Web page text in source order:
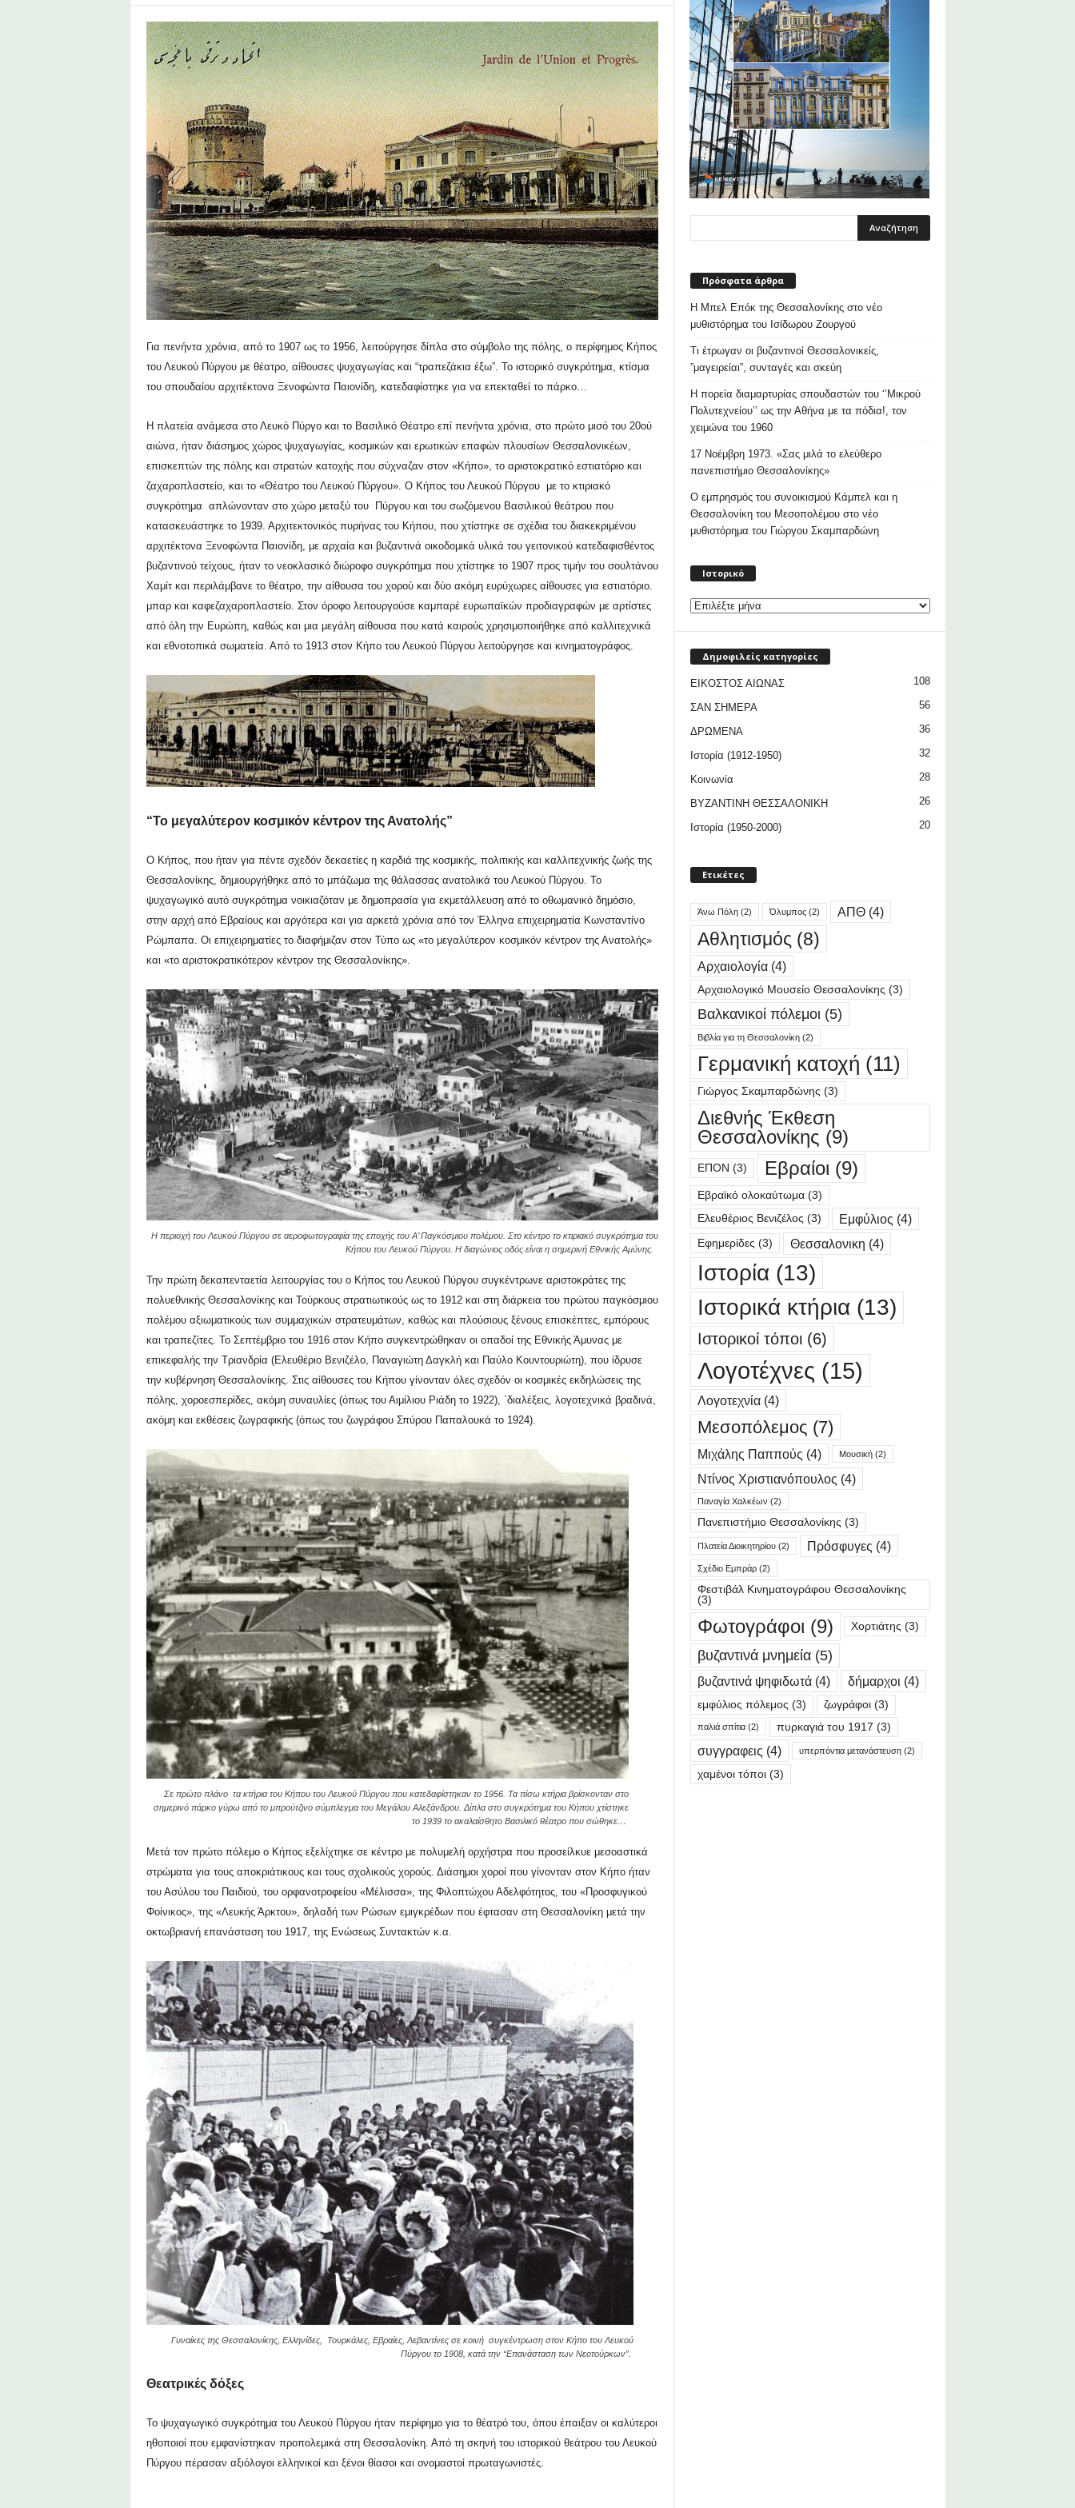
υ
Για πενήντα χρόνια, από το 1907ως το 1956, λειτούργησε δίπλα στο σύμβολο της πόλης, ο περίφημος Κήπος
του Λευκού Πύργου με θέατρο, αίθουσες ψυχαγωγίας και “τραπεζάκια έξω”. Το ιστορικό συγκρότημα, κτίσμα
του σπουδαίου αρχιτέκτονα Ξενοφώντα Παιονίδη, κατεδαφίστηκε για να επεκταθεί το πάρκο…
Η πλατεία ανάμεσα στο Λευκό Πύργο και το Βασιλικό Θέατρο επί πενήντα χρόνια, στο πρώτο μισό του 20ού
αιώνα, ήταν διάσημος χώρος ψυχαγωγίας, κοσμικών και ερωτικών επαφών πλουσίων Θεσσαλονικέων,
επισκεπτών της πόλης και στρατών κατοχής που σύχναζαν στον «Κήπο», το αριστοκρατικό εστιατόριο και
ζαχαροπλαστείο, και το «Θέατρο του Λευκού Πύργου». Ο Κήπος του Λευκού Πύργου με το κτιριακό
συγκρότημα απλώνονταν στο χώρο μεταξύ του Πύργου και του σωζόμενου Βασιλικού θεάτρου που
κατασκευάστηκε το 1939. Αρχιτεκτονικός πυρήνας του Κήπου, που χτίστηκε σε σχέδια του διακεκριμένου
αρχιτέκτονα Ξενοφώντα Παιονίδη, με αρχαία και βυζαντινά οικοδομικά υλικά του γειτονικού κατεδαφισθέντος
βυζαντινού τείχους, ήταν το νεοκλασικό διώροφο συγκρότημα που χτίστηκε το 1907 προς τιμήν του σουλτάνου
Χαμίτ και περιλάμβανε το θέατρο, την αίθουσα του χορού και δύο ακόμη ευρύχωρες αίθουσες για εστιατόριο.
μπαρ και καφεζαχαροπλαστείο. Στον όροφο λειτουργούσε καμπαρέ ευρωπαϊκών προδιαγραφών με αρτίστες
από όλη την Ευρώπη, καθώς και μια μεγάλη αίθουσα που κατά καιρούς χρησιμοποιήθηκε από καλλιτεχνικά
και εθνοτοπικά σωματεία. Από το 1913 στον Κήπο του Λευκού Πύργου λειτούργησε και κινηματογράφος.
“Το μεγαλύτερον κοσμικόν κέντρον της Ανατολής”
Ο Κήπος, που ήταν για πέντε σχεδόν δεκαετίες η καρδιά της κοσμικής, πολιτικής και καλλιτεχνικής ζωής της
Θεσσαλονίκης, δημιουργήθηκε από το μπάζωμα της θάλασσας ανατολικά του Λευκού Πύργου. Το
ψυχαγωγικό αυτό συγκρότημα νοικιαζόταν με δημοπρασία για εκμετάλλευση από το οθωμανικό δημόσιο,
στην αρχή από Εβραίους και αργότερα και για αρκετά χρόνια από τον Έλληνα επιχειρηματία Κωνσταντίνο
Ρώμπαπα. Οι επιχειρηματίες το διαφήμιζαν στον Τύπο ως «το μεγαλύτερον κοσμικόν κέντρον της Ανατολής»
και «το αριστοκρατικότερον κέντρον της Θεσσαλονίκης».
Η περιοχή του Λευκού Πύργου σε αεροφωτογραφία της εποχής του Α’ Παγκόσμιου πολέμου. Στο κέντρο το κτιριακό συγκρότημα του
Κήπου του Λευκού Πύργου. Η διαγώνιος οδός είναι η σημερινή Εθνικής Αμύνης.
Την πρώτη δεκαπενταετία λειτουργίας του ο Κήπος του Λευκού Πύργου συγκέντρωνε αριστοκράτες της
πολυεθνικής Θεσσαλονίκης και Τούρκους στρατιωτικούς ως το 1912 και στη διάρκεια του πρώτου παγκόσμιου
πολέμου αξιωματικούς των συμμαχικών στρατευμάτων, καθώς και πλούσιους ξένους επισκέπτες, εμπόρους
και τραπεζίτες. Το Σεπτέμβριο του 1916 στον Κήπο συγκεντρώθηκαν οι οπαδοί της Εθνικής Άμυνας με
επικεφαλής την Τριανδρία (Ελευθέριο Βενιζέλο, Παναγιώτη Δαγκλή και Παύλο Κουντουριώτη), που ίδρυσε
την κυβέρνηση Θεσσαλονίκης. Στις αίθουσες του Κήπου γίνονταν όλες σχεδόν οι κοσμικές εκδηλώσεις της
πόλης, χοροεσπερίδες, ακόμη συναυλίες (όπως του Αιμίλιου Ριάδη το 1922), `διαλέξεις, λογοτεχνικά βραδινά,
ακόμη και εκθέσεις ζωγραφικής (όπως του ζωγράφου Σπύρου Παπαλουκά το 1924).
Σε πρώτο πλάνο τα κτήρια του Κήπου του Λευκού Πύργου που κατεδαφίστηκαν το 1956. Τα πίσω κτήρια βρίσκονταν στο
σημερινό πάρκο γύρω από το μπρούτζινο σύμπλεγμα του Μεγάλου Αλεξάνδρου. Δίπλα στο συγκρότημα του Κήπου χτίστηκε
το 1939 το ακαλαίσθητο Βασιλικό θέατρο που σώθηκε…
Μετά τον πρώτο πόλεμο ο Κήπος εξελίχτηκε σε κέντρο με πολυμελή ορχήστρα που προσείλκυε μεσοαστικά
στρώματα για τους αποκριάτικους και τους σχολικούς χορούς. Διάσημοι χοροί που γίνονταν στον Κήπο ήταν
του Ασύλου του Παιδιού, του ορφανοτροφείου «Μέλισσα», της Φιλοπτώχου Αδελφότητος, του «Προσφυγικού
Φοίνικος», της «Λευκής Άρκτου», δηλαδή των Ρώσων εμιγκρέδων που έφτασαν στη Θεσσαλονίκη μετά την
οκτωβριανή επανάσταση του 1917, της Ενώσεως Συντακτών κ.α.
Γυναίκες της Θεσσαλονίκης, Ελληνίδες, Τουρκάλες, Εβραίες, Λεβαντίνες σε κοινή συγκέντρωση στον Κήπο του Λευκού
Πύργου το 1908, κατά την “Επανάσταση των Νεοτούρκων”.
Θεατρικές δόξες
Το ψυχαγωγικό συγκρότημα του Λευκού Πύργου ήταν περίφημο για το θέατρό του, όπου έπαιξαν οι καλύτεροι
ηθοποιοί που εμφανίστηκαν προπολεμικά στη Θεσσαλονίκη. Από τη σκηνή του ιστορικού θεάτρου του Λευκού
Πύργου πέρασαν αξιόλογοι ελληνικοί και ξένοι θίασοι και ονομαστοί πρωταγωνιστές.
Πρόσφατα άρθρα
Η Μπελ Επόκ της Θεσσαλονίκης στο νέο
μυθιστόρημα του Ισίδωρου Ζουργού
Τι έτρωγαν οι βυζαντινοί Θεσσαλονικείς,
”μαγειρείαι”, συνταγές και σκεύη
Η πορεία διαμαρτυρίας σπουδαστών του ‘’Μικρού
Πολυτεχνείου’’ ως την Αθήνα με τα πόδια!, τον
χειμώνα του 1960
17 Νοέμβρη 1973. «Σας μιλά το ελεύθερο
πανεπιστήμιο Θεσσαλονίκης»
Ο εμπρησμός του συνοικισμού Κάμπελ και η
Θεσσαλονίκη του Μεσοπολέμου στο νέο
μυθιστόρημα του Γιώργου Σκαμπαρδώνη
Ιστορικό
Δημοφιλείς κατηγορίες
ΕΙΚΟΣΤΟΣ ΑΙΩΝΑΣ 108
ΣΑΝ ΣΗΜΕΡΑ 56
ΔΡΩΜΕΝΑ 36
Ιστορία (1912-1950) 32
Κοινωνία 28
ΒΥΖΑΝΤΙΝΗ ΘΕΣΣΑΛΟΝΙΚΗ 26
Ιστορία (1950-2000) 20
Ετικέτες
Άνω Πόλη(2) Όλυμπος(2) ΑΠΘ(4)
Αθλητισμός (8)
Αρχαιολογία(4)
Αρχαιολογικό Μουσείο Θεσσαλονίκης (3)
Βαλκανικοί πόλεμοι (5)
Βιβλία για τη Θεσσαλονίκη(2)
Γερμανική κατοχή (11)
Γιώργος Σκαμπαρδώνης (3)
Διεθνής Έκθεση
Θεσσαλονίκης (9)
ΕΠΟΝ (3) Εβραίοι (9)
Εβραϊκό ολοκαύτωμα(3)
Ελευθέριος Βενιζέλος (3) Εμφύλιος (4)
Εφημερίδες (3) Θεσσαλονικη (4)
Ιστορία(13)
Ιστορικά κτήρια(13)
Ιστορικοί τόποι(6)
Λογοτέχνες (15)
Λογοτεχνία(4)
Μεσοπόλεμος (7)
Μιχάλης Παππούς (4) Μουσική(2)
Ντίνος Χριστιανόπουλος (4)
Παναγία Χαλκέων (2)
Πανεπιστήμιο Θεσσαλονίκης (3)
Πλατεία Διοικητηρίου(2) Πρόσφυγες (4)
Σχέδιο Εμπράρ(2)
Φεστιβάλ Κινηματογράφου Θεσσαλονίκης
(3)
Φωτογράφοι (9) Χορτιάτης (3)
βυζαντινά μνημεία(5)
βυζαντινά ψηφιδωτά(4) δήμαρχοι (4)
εμφύλιος πόλεμος (3) ζωγράφοι(3)
παλιά σπίτια(2) πυρκαγιά του 1917 (3)
συγγραφεις (4) υπερπόντια μετανάστευση(2)
χαμένοι τόποι(3)